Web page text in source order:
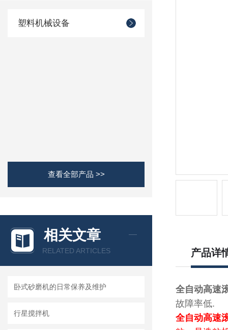
塑料机械设备
查看全部产品 >>
相关文章
RELATED ARTICLES
卧式砂磨机的日常保养及维护
行星搅拌机
产品详
全自动高速
故障率低.
全自动高速